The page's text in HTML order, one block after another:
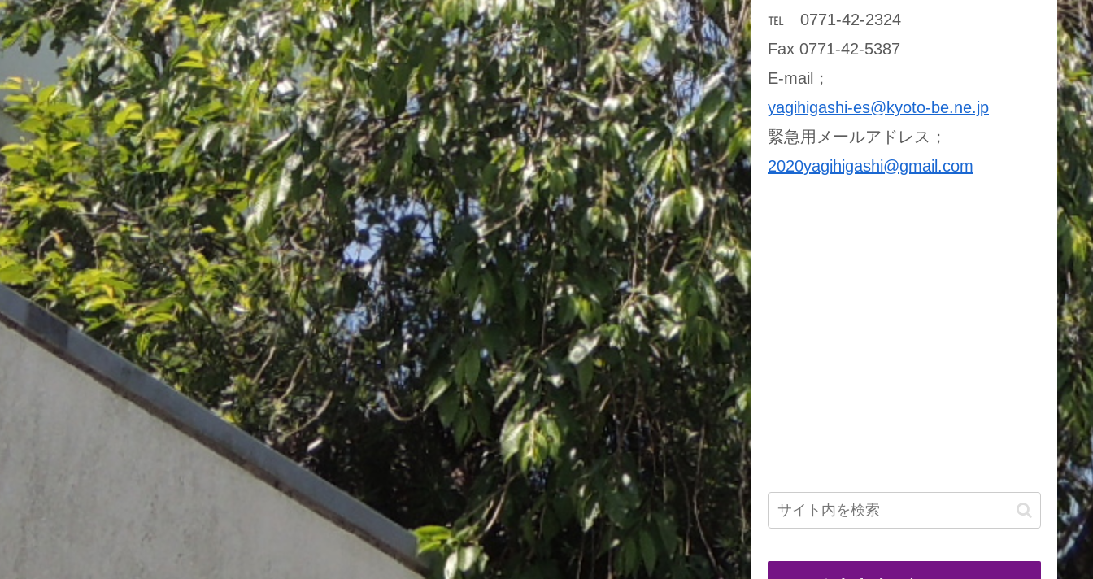
℡ 0771-42-2324
Fax 0771-42-5387
E-mail；
yagihigashi-es@kyoto-be.ne.jp
緊急用メールアドレス；
2020yagihigashi@gmail.com